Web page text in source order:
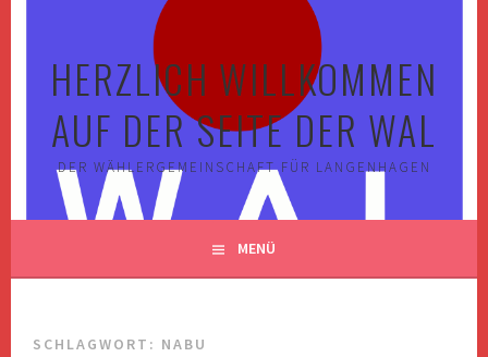
HERZLICH WILLKOMMEN
AUF DER SEITE DER WAL
DER WÄHLERGEMEINSCHAFT FÜR LANGENHAGEN
MENÜ
SCHLAGWORT: NABU